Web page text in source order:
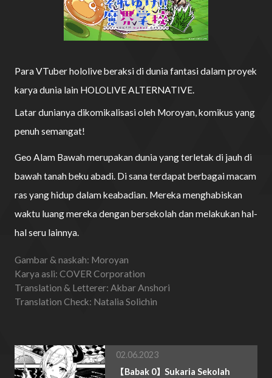
Para VTuber hololive beraksi di dunia fantasi dalam proyek
karya dunia lain HOLOLIVE ALTERNATIVE.
Latar dunianya dikomikalisasi oleh Moroyan, komikus yang
penuh semangat!
Geo Alam Bawah merupakan dunia yang terletak di jauh di
bawah tanah beku abadi. Di sana terdapat berbagai macam
ras yang hidup dalam keabadian. Mereka menghabiskan
waktu luang mereka dengan bersekolah dan melakukan hal-
hal seru lainnya.
Gambar & naskah: Moroyan
Karya asli: COVER Corporation
Translation & Letterer: Akbar Anshori
Translation Check: Natalia Solichin
02.06.2023
【Babak 0】Sukaria Sekolah